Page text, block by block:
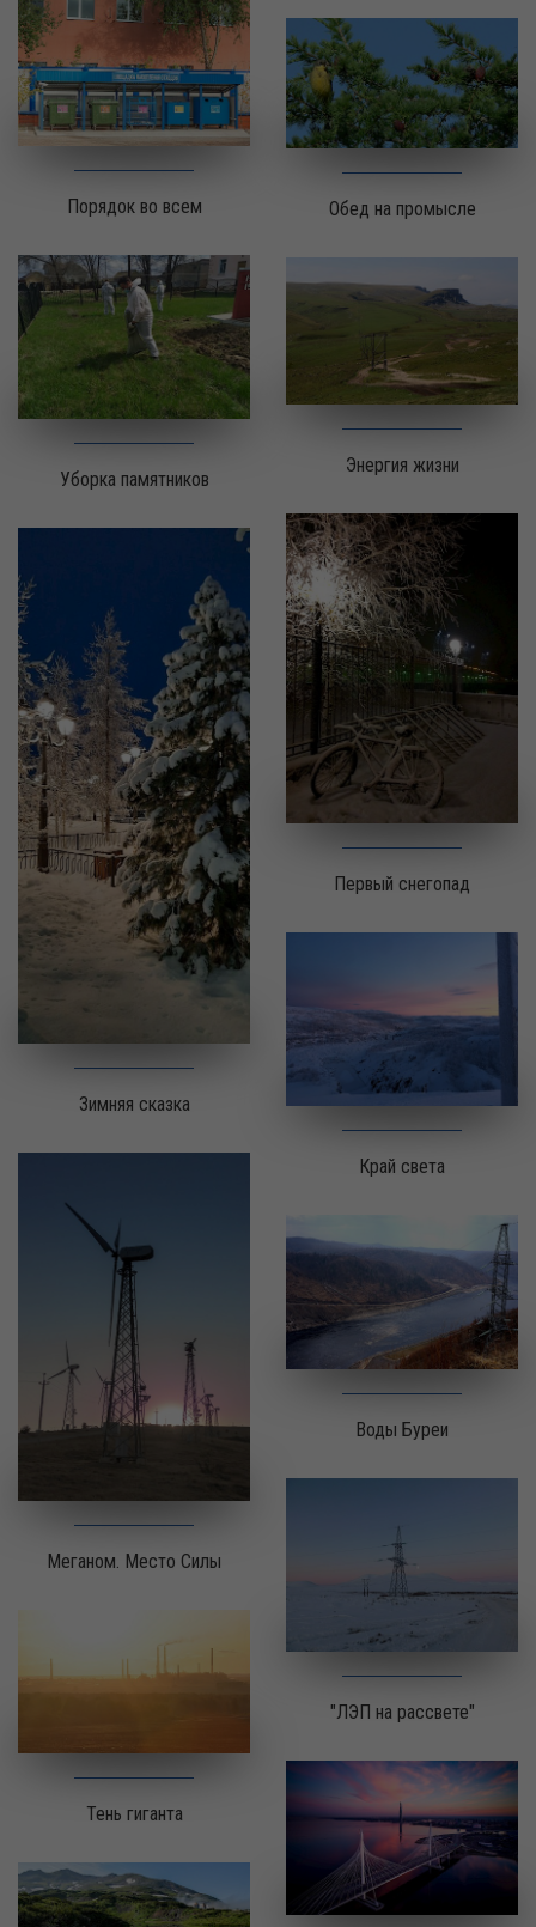
Порядок во всем
Уборка памятников
Зимняя сказка
Обед на промысле
Меганом. Место Силы
Энергия жизни
Тень гиганта
Первый снегопад
Край света
Воды Буреи
"ЛЭП на рассвете"